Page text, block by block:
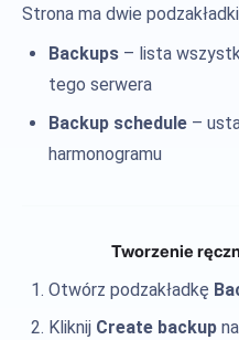
Strona ma dwie
Backups – lista
tego serwera
Backup schedule –
harmonogramu
Tworzenie
Otwórz podzakładkę
Kliknij Create backup